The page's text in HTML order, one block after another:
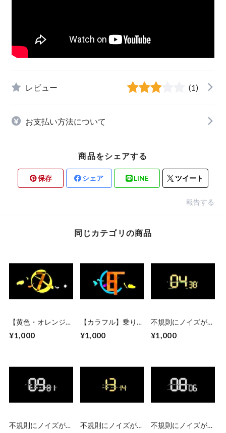
レビュー (1)
お支払い方法について
商品をシェアする
保存 シェア LINE ツイート
報告する
同じカテゴリの商品
【黄色・オレンジ】
ても使えるゴシック
り素材・Premiere
¥1,000
【カラフル】乗り替
えるゴシック系カウ
材・Premiere Proデ
¥1,000
不規則にノイズが走
トアップ 黄色
¥1,000
不規則にノイズが走
不規則にノイズが走
不規則にノイズが走